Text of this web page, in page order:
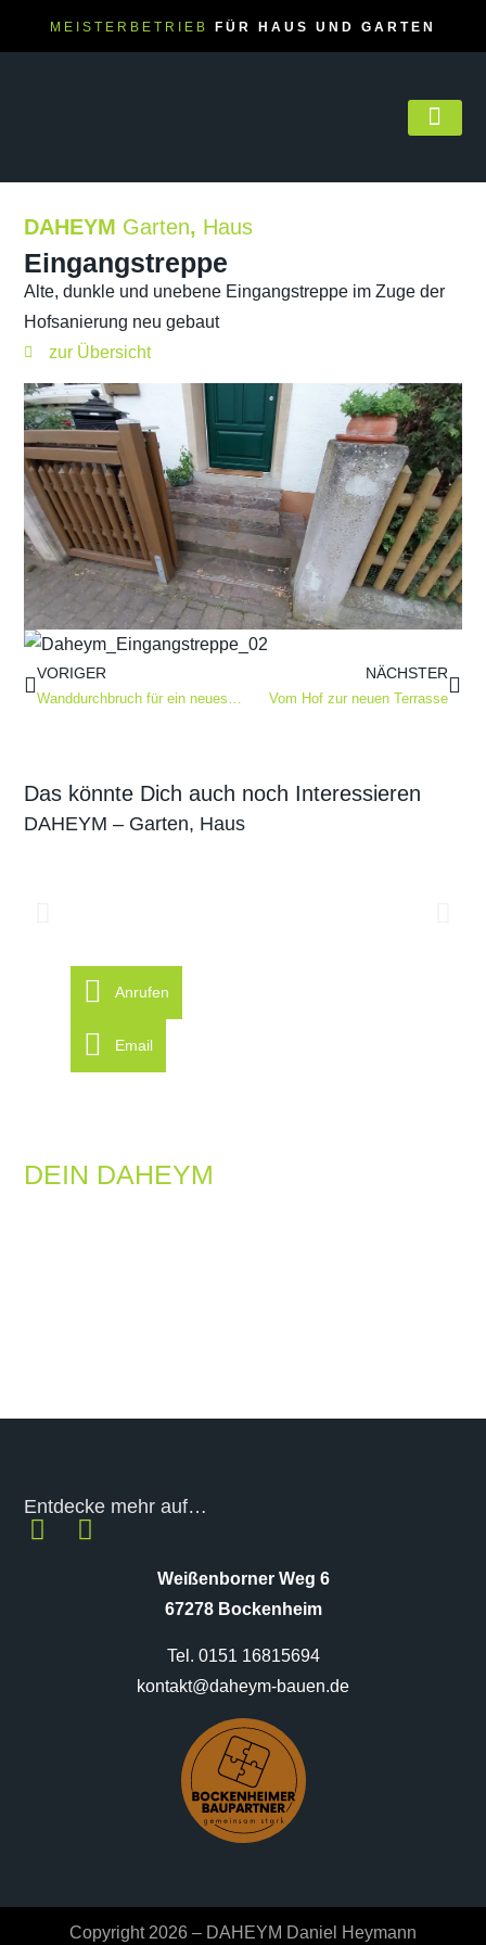
MEISTERBETRIEB FÜR HAUS UND GARTEN
DAHEYM Garten, Haus
Eingangstreppe
Alte, dunkle und unebene Eingangstreppe im Zuge der
Hofsanierung neu gebaut
zur Übersicht
VORIGER
Wanddurchbruch für ein neues Panoramafester
NÄCHSTER
Vom Hof zur neuen Terrasse
Das könnte Dich auch noch Interessieren
DAHEYM – Garten, Haus
DEIN DAHEYM
Entdecke mehr auf…
Weißenborner Weg 6
67278 Bockenheim
Tel. 0151 16815694
kontakt@daheym-bauen.de
Copyright 2026 – DAHEYM Daniel Heymann
Anrufen
Email